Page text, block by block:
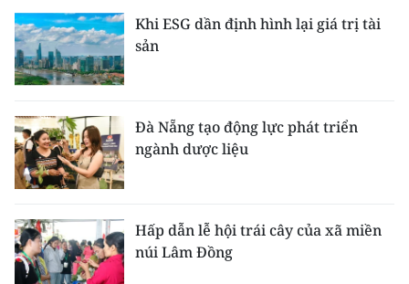
Khi ESG dần định hình lại giá trị tài
sản
Đà Nẵng tạo động lực phát triển
ngành dược liệu
Hấp dẫn lễ hội trái cây của xã miền
núi Lâm Đồng